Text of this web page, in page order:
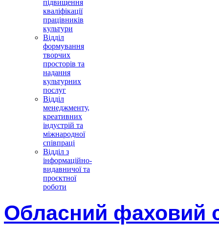
підвищення
кваліфікації
працівників
культури
Відділ
формування
творчих
просторів та
надання
культурних
послуг
Відділ
менеджменту,
креативних
індустрій та
міжнародної
співпраці
Відділ з
інформаційно-
видавничої та
проєктної
роботи
Oбласний фаховий